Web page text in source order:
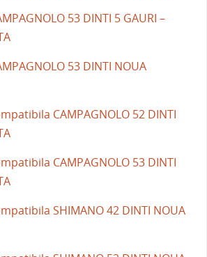
53 DINTI 5 GAURI –
53 DINTI NOUA
CAMPAGNOLO 52 DINTI
CAMPAGNOLO 53 DINTI
SHIMANO 42 DINTI NOUA